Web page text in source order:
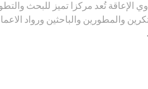
الإعاقة تُعد مركزا تميز للبحث
والمطورين والباحثين ورواد